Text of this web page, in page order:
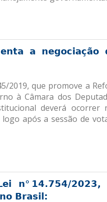
a
2019, que promove a
à Câmara dos
deverá
após a sessão de
n° 14.754/
Brasil: